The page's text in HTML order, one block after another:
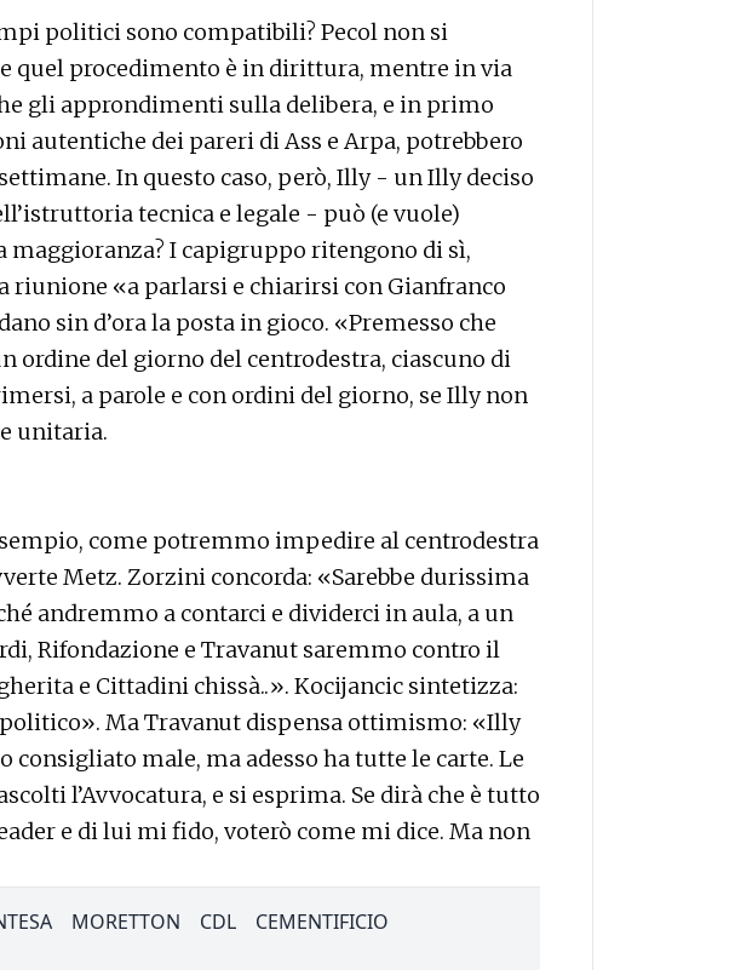
politici sono compatibili? Pecol non si
quel procedimento è in dirittura, mentre in via
gli approndimenti sulla delibera, e in primo
autentiche dei pareri di Ass e Arpa, potrebbero
In questo caso, però, Illy - un Illy deciso
tecnica e legale - può (e vuole)
maggioranza? I capigruppo ritengono di sì,
riunione «a parlarsi e chiarirsi con Gianfranco
sin d’ora la posta in gioco. «Premesso che
ordine del giorno del centrodestra, ciascuno di
a parole e con ordini del giorno, se Illy non
unitaria.
come potremmo impedire al centrodestra
Metz. Zorzini concorda: «Sarebbe durissima
andremmo a contarci e dividerci in aula, a un
Rifondazione e Travanut saremmo contro il
e Cittadini chissà..». Kocijancic sintetizza:
politico». Ma Travanut dispensa ottimismo: «Illy
consigliato male, ma adesso ha tutte le carte. Le
l’Avvocatura, e si esprima. Se dirà che è tutto
e di lui mi fido, voterò come mi dice. Ma non
MORETTON CDL
CEMENTIFICIO